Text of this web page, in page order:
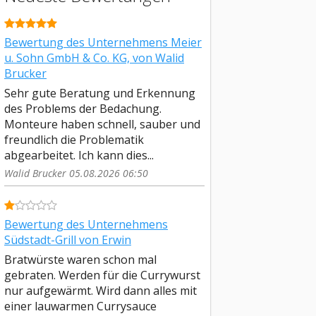
Bewertung des Unternehmens Meier
u. Sohn GmbH & Co. KG, von Walid
Brucker
Sehr gute Beratung und Erkennung
des Problems der Bedachung.
Monteure haben schnell, sauber und
freundlich die Problematik
abgearbeitet. Ich kann dies...
Walid Brucker 05.08.2026 06:50
Bewertung des Unternehmens
Südstadt-Grill von Erwin
Bratwürste waren schon mal
gebraten. Werden für die Currywurst
nur aufgewärmt. Wird dann alles mit
einer lauwarmen Currysauce